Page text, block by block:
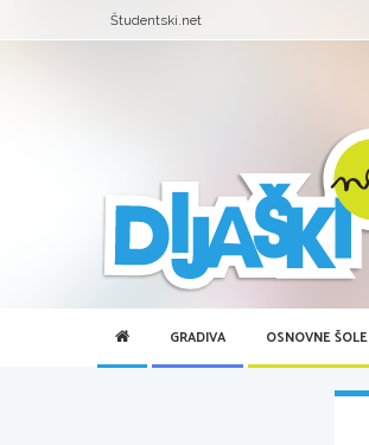
Študentski.net
GRADIVA OSNOVNE ŠOLE